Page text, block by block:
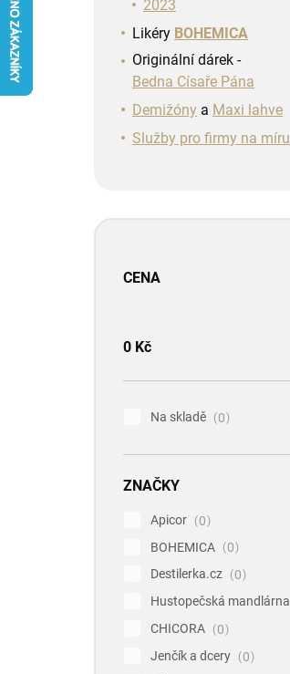
2023
Likéry BOHEMICA
Originální dárek -
Bedna Císaře Pána
Demižóny a Maxi lahve
Služby pro firmy na míru
CENA
0 Kč
Na skladě 0
ZNAČKY
Apicor
0
BOHEMICA
0
Destilerka.cz
0
Hustopečská mandlárna
CHICORA
0
Jenčík a dcery
0